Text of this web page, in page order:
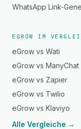
WhatsApp Link-
EGROW IM
eGrow vs Wati
eGrow vs ManyChat
eGrow vs Zapier
eGrow vs Twilio
eGrow vs Klaviyo
Alle Vergleiche →